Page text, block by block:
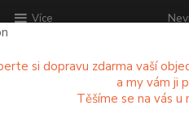
Více
si dopravu zdarma vaší
a my vám ji
Těšíme se na vás u